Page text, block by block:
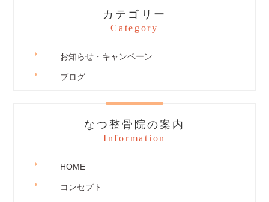
カテゴリー
Category
お知らせ・キャンペーン
ブログ
なつ整骨院の案内
Information
HOME
コンセプト